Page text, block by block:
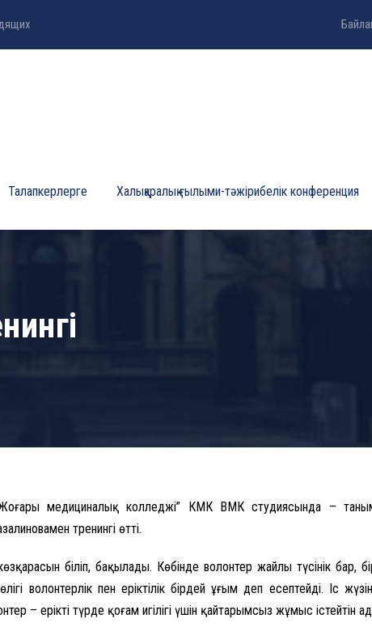
Талапкерлерге Халықаралық ғылыми-тәжірибелік конференция
медициналық колледжі” КМК ВМК студиясында –
тренингі өтті.
біліп, бақылады. Көбінде волонтер жайлы түсінік бар,
волонтерлік пен еріктілік бірдей ұғым деп есептейді. Іс
– ерікті түрде қоғам игілігі үшін қайтарымсыз жұмыс істейтін